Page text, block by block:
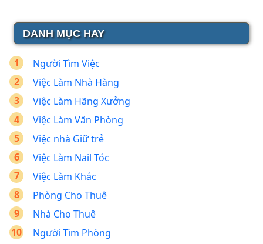
DANH MỤC HAY
Người Tìm Việc
Việc Làm Nhà Hàng
Việc Làm Hãng Xưởng
Việc Làm Văn Phòng
Việc nhà Giữ trẻ
Việc Làm Nail Tóc
Việc Làm Khác
Phòng Cho Thuê
Nhà Cho Thuê
Người Tìm Phòng